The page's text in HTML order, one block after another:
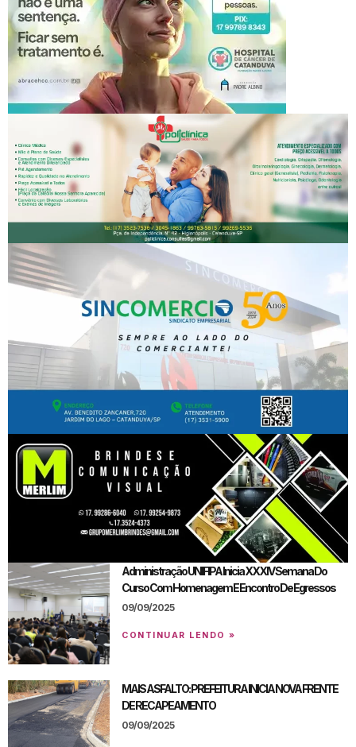
Administração UNIFIPA Inicia XXXIV Semana Do
Curso Com Homenagem E Encontro De Egressos
09/09/2025
CONTINUAR LENDO »
MAIS ASFALTO: PREFEITURA INICIA NOVA FRENTE
DE RECAPEAMENTO
09/09/2025